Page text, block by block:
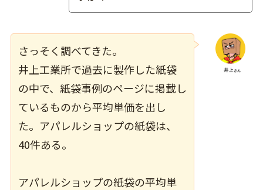
さっそく調べてきた。
井上工業所で過去に製作した紙袋
の中で、 紙袋事例のページに掲載し
ているものから平均単価を出し
た。アパレルショップの紙袋は、
40件ある。
アパレルショップの紙袋の平均単